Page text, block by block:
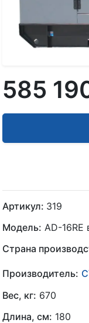
585
Артикул: 319
Модель: AD-
Страна
Производитель:
Вес, кг: 670
Длина, см: 180